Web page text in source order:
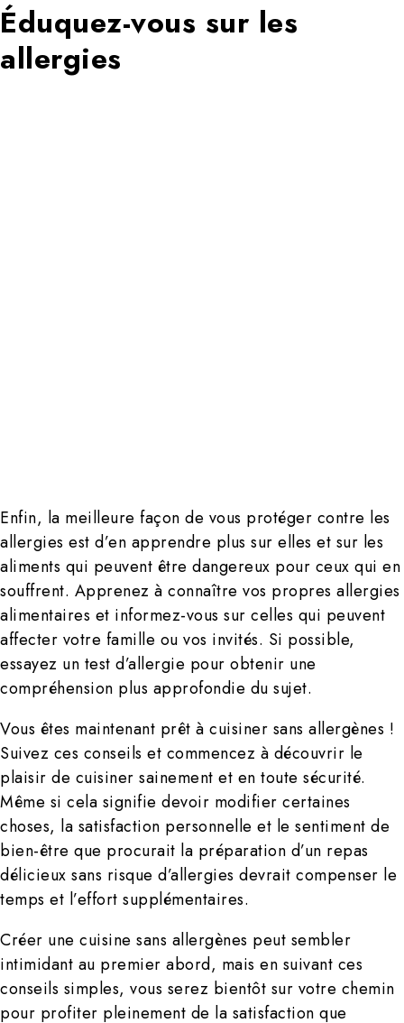
Éduquez-vous sur les
allergies
Enfin, la meilleure façon de vous protéger contre les
allergies est d’en apprendre plus sur elles et sur les
aliments qui peuvent être dangereux pour ceux qui en
souffrent. Apprenez à connaître vos propres allergies
alimentaires et informez-vous sur celles qui peuvent
affecter votre famille ou vos invités. Si possible,
essayez un test d’allergie pour obtenir une
compréhension plus approfondie du sujet.
Vous êtes maintenant prêt à cuisiner sans allergènes !
Suivez ces conseils et commencez à découvrir le
plaisir de cuisiner sainement et en toute sécurité.
Même si cela signifie devoir modifier certaines
choses, la satisfaction personnelle et le sentiment de
bien-être que procurait la préparation d’un repas
délicieux sans risque d’allergies devrait compenser le
temps et l’effort supplémentaires.
Créer une cuisine sans allergènes peut sembler
intimidant au premier abord, mais en suivant ces
conseils simples, vous serez bientôt sur votre chemin
pour profiter pleinement de la satisfaction que